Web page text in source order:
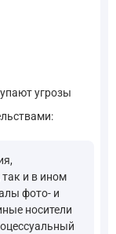
угрозы
и в ином
фото- и
носители